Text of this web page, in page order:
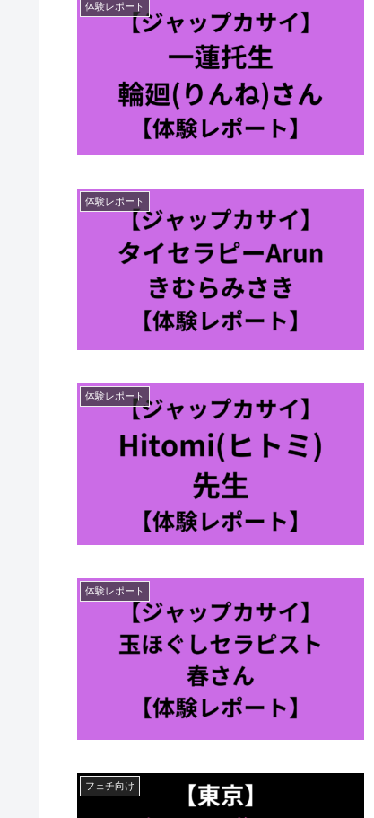
体験レポート
体験レポート
体験レポート
体験レポート
フェチ向け